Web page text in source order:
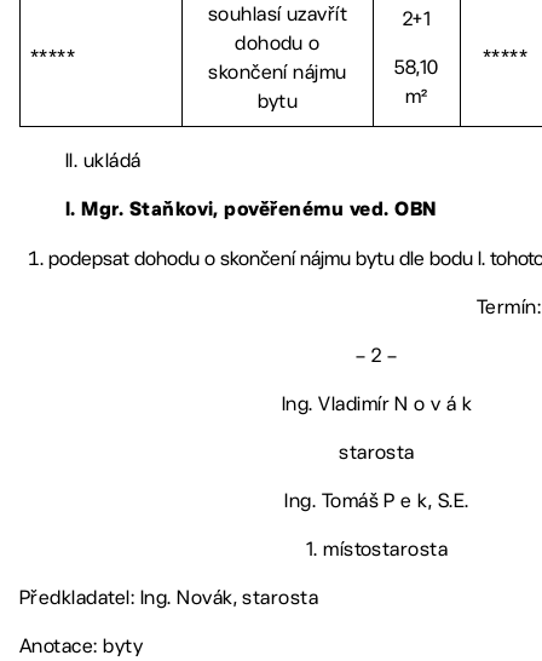
*****
souhlasí uzavřít
dohodu o
skončení nájmu
bytu
2+1
58,10
m²
*****
II. ukládá
l. Mgr. Staňkovi, pověřenému ved. OBN
podepsat dohodu o skončení nájmu bytu dle bodu I.
– 2 –
Ing. Vladimír N o v á k
starosta
Ing. Tomáš P e k, S.E.
1. místostarosta
Předkladatel: Ing. Novák, starosta
Anotace: byty